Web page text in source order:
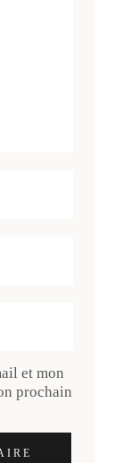
et mon
prochain